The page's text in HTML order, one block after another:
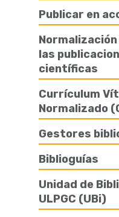
navegación
Publicar en
las
científicas
Currículum
Normalizado
Gestores
Biblioguías
Unidad de
ULPGC (UBi)